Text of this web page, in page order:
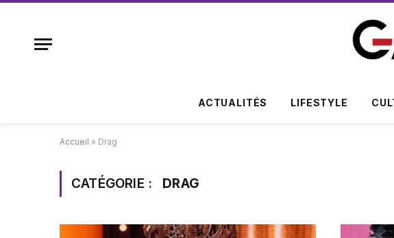
ACTUALITÉS LIFESTYLE
Accueil » Drag
CATÉGORIE : DRAG